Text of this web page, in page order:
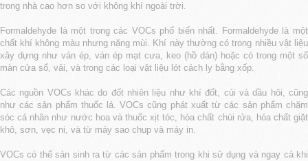
trong nhà cao hơn so với không khí ngoài trời.
Formaldehyde là một trong các VOCs phổ biến nhất. Formaldehyde là một
chất khí không màu nhưng nặng mùi. Khí này thường có trong nhiều vật liệu
xây dựng như ván ép, ván ép mạt cưa, keo (hồ dán) hoặc có trong một số
màn cửa sổ, vải, và trong các loại vật liệu lót cách ly bằng xốp.
Các nguồn VOCs khác do đốt nhiên liệu như khí đốt, củi và dầu hôi, cũng
như các sản phẩm thuốc lá. VOCs cũng phát xuất từ các sản phẩm chăm
sóc cá nhân như nước hoa và thuốc xịt tóc, hóa chất chùi rửa, hóa chất giặt
khô, sơn, vẹc ni, và từ máy sao chụp và máy in.
VOCs có thể sản sinh ra từ các sản phẩm trong khi sử dụng và ngay cả khi